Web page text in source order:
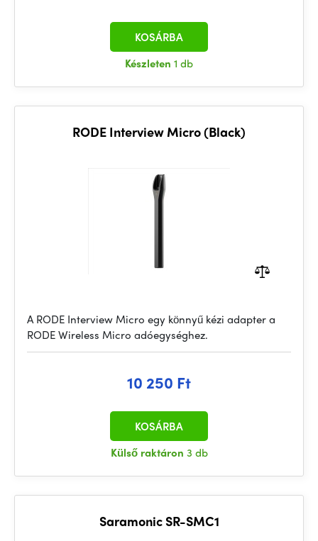
Készleten 1 db
KOSÁRBA
RODE Interview Micro (Black)
A RODE Interview Micro egy könnyű kézi adapter a
RODE Wireless Micro adóegységhez.
10 250 Ft
Külső raktáron 3 db
KOSÁRBA
Saramonic SR-SMC1